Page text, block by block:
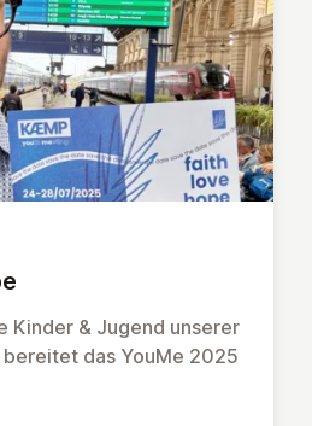
Kinder & Jugend unserer
das YouMe 2025